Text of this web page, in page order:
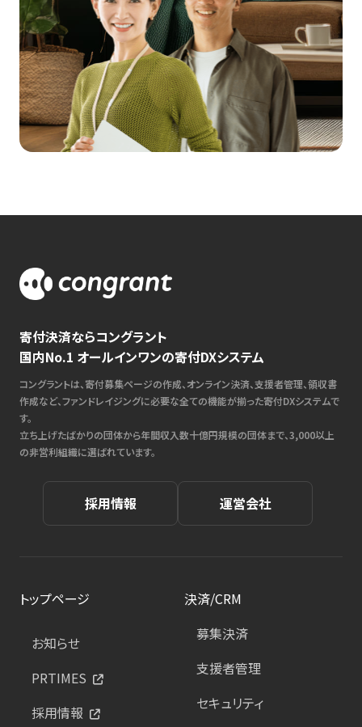
寄付決済ならコングラント
国内No.1 オールインワンの寄付DXシステム
コングラントは、寄付募集ページの作成、オンライン決済、支援者管理、領収書
作成など、ファンドレイジングに必要な全ての機能が揃った寄付DXシステムで
す。
立ち上げたばかりの団体から年間収入数十億円規模の団体まで、3,000以上
の非営利組織に選ばれています。
採用情報 運営会社
トップページ
お知らせ
PRTIMES
採用情報
決済/CRM
募集決済
支援者管理
セキュリティ